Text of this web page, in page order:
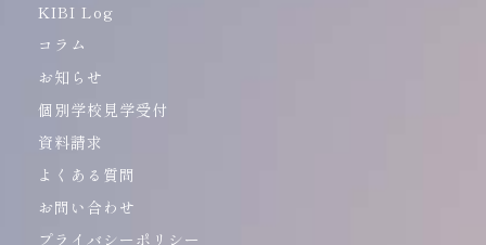
KIBI Log
コラム
お知らせ
個別学校見学受付
資料請求
よくある質問
お問い合わせ
プライバシーポリシー